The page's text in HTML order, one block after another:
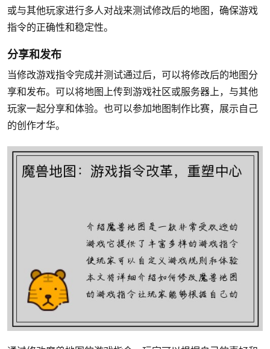
或与其他玩家进行多人对战来测试修改后的地图，确保游戏
指令的正确性和稳定性。
分享和发布
当修改游戏指令完成并测试通过后，可以将修改后的地图分
享和发布。可以将地图上传到游戏社区或服务器上，与其他
玩家一起分享和体验。也可以参加地图制作比赛，展示自己
的创作才华。